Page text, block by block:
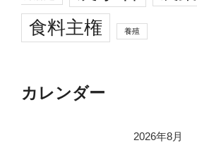
食料主権 養殖
カレンダー
2026年8月